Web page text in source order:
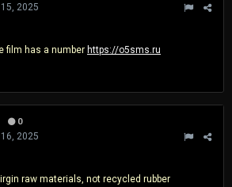
2025
film has a number https://o5sms.ru
0
2025
raw materials, not recycled rubber